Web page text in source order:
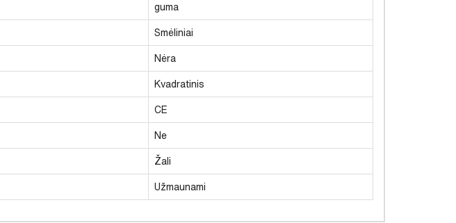
guma
Smėliniai
Nėra
Kvadratinis
CE
Ne
Žali
Užmaunami